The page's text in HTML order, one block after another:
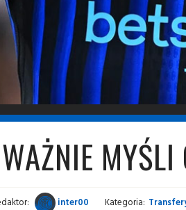
inter00 Kategoria: